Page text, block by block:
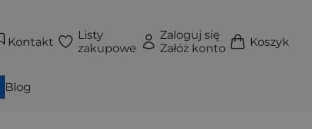
Kontakt
Listy
zakupowe
Zaloguj się
Załóż konto
Koszyk
Blog